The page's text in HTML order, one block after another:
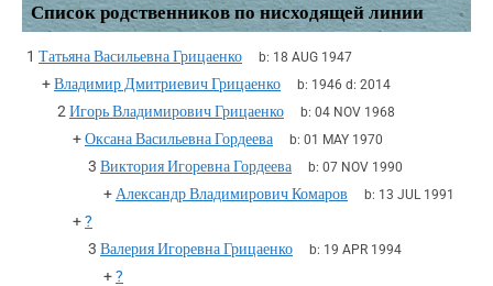
Список родственников по нисходящей линии
1 Татьяна Васильевна Грицаенко b: 18 AUG 1947
+Владимир Дмитриевич Грицаенко b: 1946 d: 2014
2 Игорь Владимирович Грицаенко b: 04 NOV 1968
+Оксана Васильевна Гордеева b: 01 MAY 1970
3 Виктория Игоревна Гордеева b: 07 NOV 1990
+ Александр Владимирович Комаров b: 13 JUL 1991
+?
3 Валерия Игоревна Грицаенко b: 19 APR 1994
+?